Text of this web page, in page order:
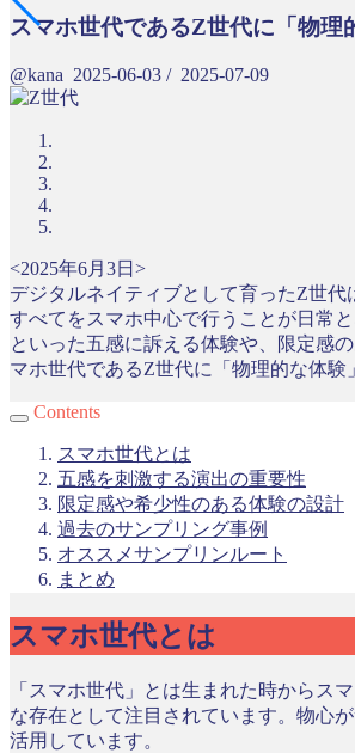
スマホ世代であるZ世代に「物理
@kana 2025-06-03 / 2025-07-09
<2025年6月3日>
デジタルネイティブとして育ったZ世
すべてをスマホ中心で行うことが日常
といった五感に訴える体験や、限定感
マホ世代であるZ世代に「物理的な体
Contents
スマホ世代とは
五感を刺激する演出の重要性
限定感や希少性のある体験の設計
過去のサンプリング事例
オススメサンプリンルート
まとめ
スマホ世代とは
「スマホ世代」とは生まれた時からス
な存在として注目されています。物心
活用しています。